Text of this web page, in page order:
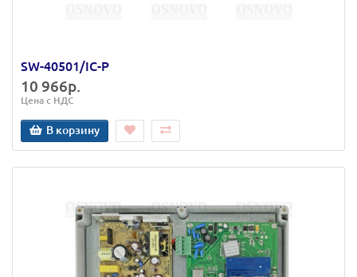
SW-40501/IC-P
10 966р.
Цена с НДС
В корзину